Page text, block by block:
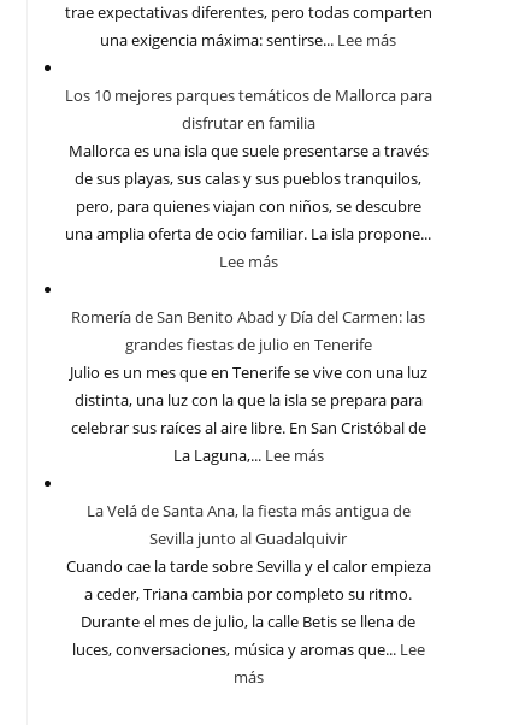
trae expectativas diferentes, pero todas comparten
una exigencia máxima: sentirse... Lee más
Los 10 mejores parques temáticos de Mallorca para
disfrutar en familia
Mallorca es una isla que suele presentarse a través
de sus playas, sus calas y sus pueblos tranquilos,
pero, para quienes viajan con niños, se descubre
una amplia oferta de ocio familiar. La isla propone...
Lee más
Romería de San Benito Abad y Día del Carmen: las
grandes fiestas de julio en Tenerife
Julio es un mes que en Tenerife se vive con una luz
distinta, una luz con la que la isla se prepara para
celebrar sus raíces al aire libre. En San Cristóbal de
La Laguna,... Lee más
La Velá de Santa Ana, la fiesta más antigua de
Sevilla junto al Guadalquivir
Cuando cae la tarde sobre Sevilla y el calor empieza
a ceder, Triana cambia por completo su ritmo.
Durante el mes de julio, la calle Betis se llena de
luces, conversaciones, música y aromas que... Lee
más